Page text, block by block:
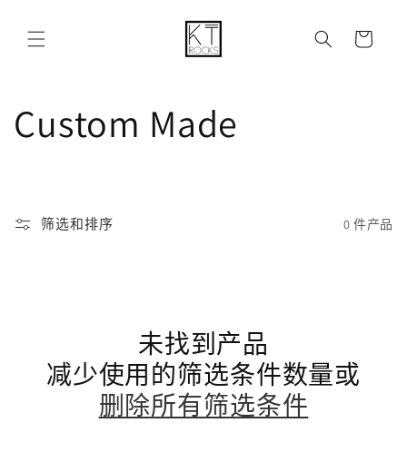
物
收
:
Custom Made
筛选和排序 0 件产品
未找到产品
减少使用的筛选条件数量或
删除所有筛选条件